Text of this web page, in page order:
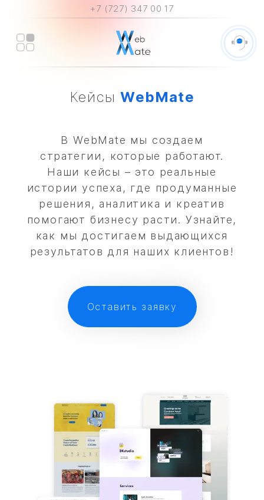
+7 (727) 347 00 17
КейсыWebMate
В WebMate мы создаем
стратегии, которые работают.
Наши кейсы – это реальные
истории успеха, где продуманные
решения, аналитика и креатив
помогают бизнесу расти. Узнайте,
как мы достигаем выдающихся
результатов для наших клиентов!
Оставить заявку